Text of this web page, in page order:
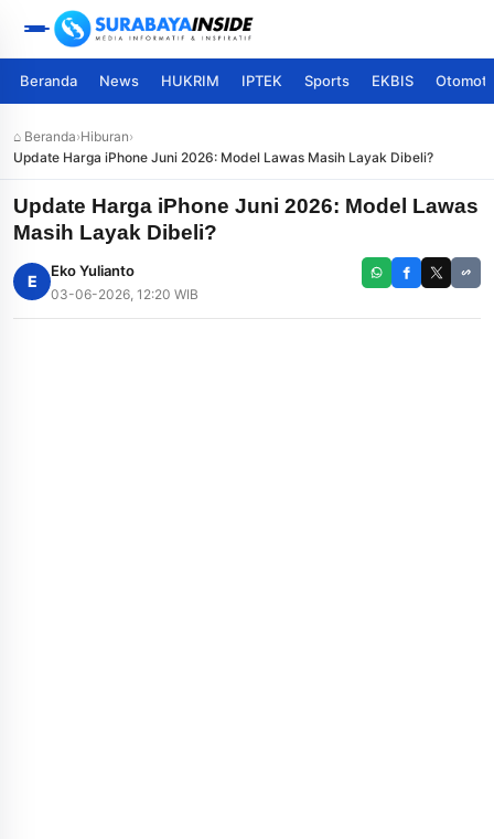
Beranda News HUKRIM IPTEK Sports EKBIS
⌂ Beranda›Hiburan›
Update Harga iPhone Juni 2026: Model Lawas Masih Layak Dibeli?
Update Harga iPhone Juni 2026: Model Lawas
Masih Layak Dibeli?
E
Eko Yulianto
03-06-2026, 12:20 WIB